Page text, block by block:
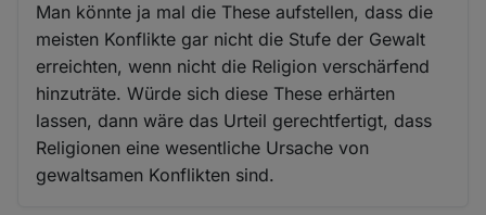
Man könnte ja mal die These aufstellen, dass die
meisten Konflikte gar nicht die Stufe der Gewalt
erreichten, wenn nicht die Religion verschärfend
hinzuträte. Würde sich diese These erhärten
lassen, dann wäre das Urteil gerechtfertigt, dass
Religionen eine wesentliche Ursache von
gewaltsamen Konflikten sind.